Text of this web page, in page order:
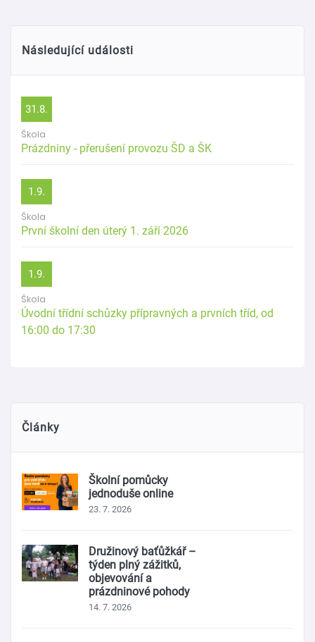
Následující události
31.8.
Škola
Prázdniny - přerušení provozu ŠD a ŠK
1.9.
Škola
První školní den úterý 1. září 2026
1.9.
Škola
Úvodní třídní schůzky přípravných a prvních tříd, od
16:00 do 17:30
Články
Školní pomůcky
jednoduše online
23. 7. 2026
Družinový baťůžkář –
týden plný zážitků,
objevování a
prázdninové pohody
14. 7. 2026